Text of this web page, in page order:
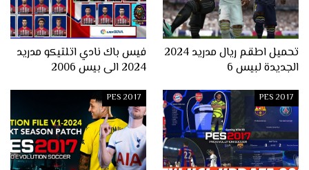
تحميل اطقم ريال مدريد 2024
الجديدة لبيس 6
فيس باك نادي اتلتيكو مدريد
2024 الى بيس 2006
PES 2017
PES 2017